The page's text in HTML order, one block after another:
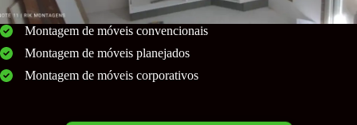
Montagem de móveis convencionais
Montagem de móveis planejados
Montagem de móveis corporativos